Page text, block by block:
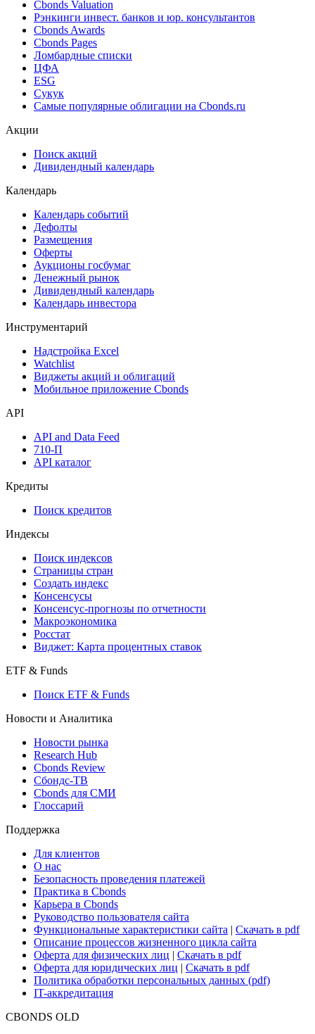
Cbonds Valuation
Рэнкинги инвест. банков и юр. консультантов
Cbonds Awards
Cbonds Pages
Ломбардные списки
ЦФА
ESG
Сукук
Самые популярные облигации на Cbonds.ru
Акции
Поиск акций
Дивидендный календарь
Календарь
Календарь событий
Дефолты
Размещения
Оферты
Аукционы госбумаг
Денежный рынок
Дивидендный календарь
Календарь инвестора
Инструментарий
Надстройка Excel
Watchlist
Виджеты акций и облигаций
Мобильное приложение Cbonds
API
API and Data Feed
710-П
API каталог
Кредиты
Поиск кредитов
Индексы
Поиск индексов
Страницы стран
Создать индекс
Консенсусы
Консенсус-прогнозы по отчетности
Макроэкономика
Росстат
Виджет: Карта процентных ставок
ETF & Funds
Поиск ETF & Funds
Новости и Аналитика
Новости рынка
Research Hub
Cbonds Review
Сбондс-ТВ
Cbonds для СМИ
Глоссарий
Поддержка
Для клиентов
О нас
Безопасность проведения платежей
Практика в Cbonds
Карьера в Cbonds
Руководство пользователя сайта
Функциональные характеристики сайта | Скачать в pdf
Описание процессов жизненного цикла сайта
Оферта для физических лиц | Скачать в pdf
Оферта для юридических лиц | Скачать в pdf
Политика обработки персональных данных (pdf)
IT-аккредитация
CBONDS OLD